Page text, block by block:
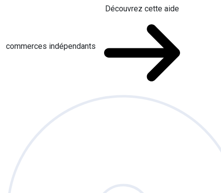
commerces indépendants
Découvrez cette aide